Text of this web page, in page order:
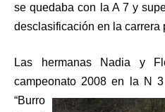
se quedaba con la A 7 y
desclasificación en la carrera
Las hermanas Nadia y
campeonato 2008 en la N
“Burro